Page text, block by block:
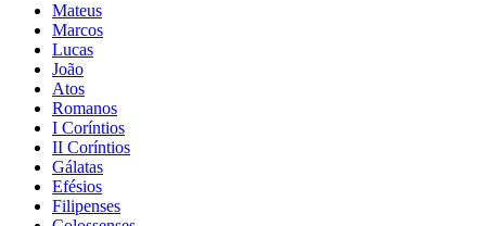
Mateus
Marcos
Lucas
João
Atos
Romanos
I Coríntios
II Coríntios
Gálatas
Efésios
Filipenses